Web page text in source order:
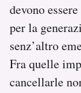
devono
per la
senz’altro
Fra quelle
cancellarle